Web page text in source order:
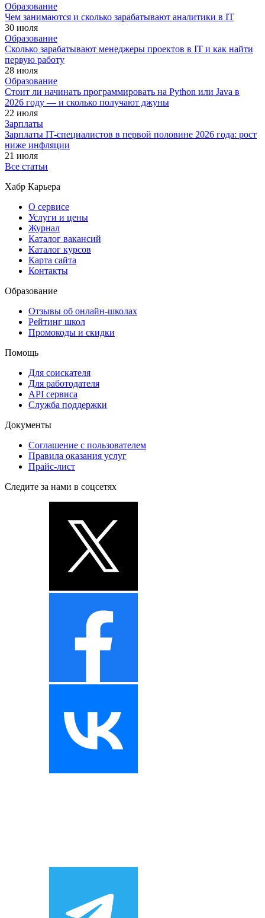
Образование
Чем занимаются и сколько зарабатывают аналитики в IT
30 июля
Образование
Сколько зарабатывают менеджеры проектов в IT и как найти
первую работу
28 июля
Образование
Стоит ли начинать программировать на Python или Java в
2026 году — и сколько получают джуны
22 июля
Зарплаты
Зарплаты IT-специалистов в первой половине 2026 года: рост
ниже инфляции
21 июля
Все статьи
Хабр Карьера
О сервисе
Услуги и цены
Журнал
Каталог вакансий
Каталог курсов
Карта сайта
Контакты
Образование
Отзывы об онлайн-школах
Рейтинг школ
Промокоды и скидки
Помощь
Для соискателя
Для работодателя
API сервиса
Служба поддержки
Документы
Соглашение с пользователем
Правила оказания услуг
Прайс-лист
Следите за нами в соцсетях